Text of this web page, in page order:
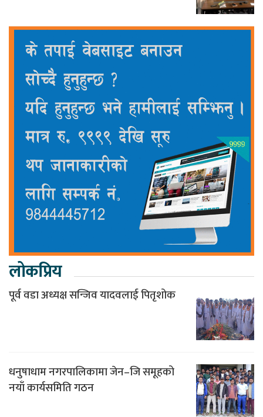
लोकप्रिय
पूर्व वडा अध्यक्ष सन्जिव यादवलाई पितृशोक
धनुषाधाम नगरपालिकामा जेन–जि समूहको
नयाँ कार्यसमिति गठन